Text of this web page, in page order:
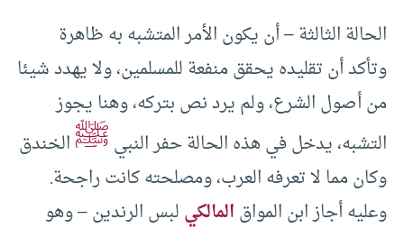
الحالة الثالثة – أن يكون الأمر المتشبه به ظاهرة
وتأكد أن تقليده يحقق منفعة للمسلمين، ولا يهدد شيئا
من أصول الشرع، ولم يرد نص بتركه، وهنا يجوز
التشبه، يدخل في هذه الحالة حفر النبيﷺالخندق
وكان مما لا تعرفه العرب، ومصلحته كانت راجحة.
وعليه أجاز ابن المواقالمالكيلبس الرندين – وهو